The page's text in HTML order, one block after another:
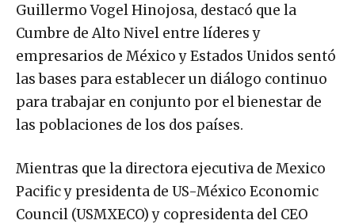
Guillermo Vogel Hinojosa, destacó que la
Cumbre de Alto Nivel entre líderes y
empresarios de México y Estados Unidos sentó
las bases para establecer un diálogo continuo
para trabajar en conjunto por el bienestar de
las poblaciones de los dos países.
Mientras que la directora ejecutiva de Mexico
Pacific y presidenta de US-México Economic
Council (USMXECO) y copresidenta del CEO